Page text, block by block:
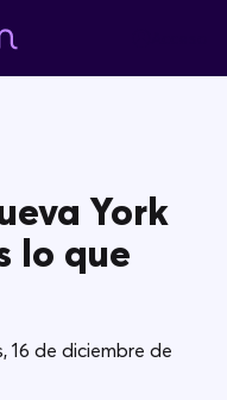
York
lo que
16 de diciembre de